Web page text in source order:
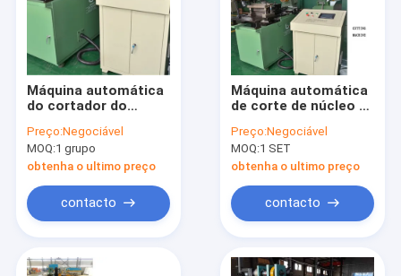
Máquina automática
do cortador do
núcleo de reator
Preço:Negociável
MOQ:1 grupo
obtenha o ultimo preço
contacto
Máquina automática
de corte de núcleo a
Preço:Negociável
MOQ:1 SET
obtenha o ultimo preço
contacto